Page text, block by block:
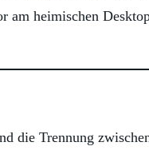
am heimischen
die Trennung